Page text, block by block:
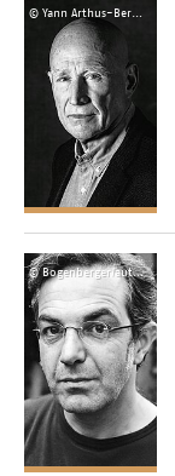
© Bogenberger/autorenfotos.com